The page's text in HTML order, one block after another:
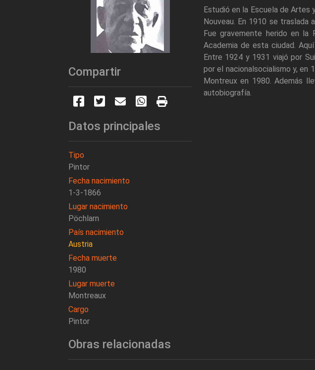
Compartir
Datos principales
Tipo
Pintor
Fecha nacimiento
1-3-1866
Lugar nacimiento
Pöchlarn
País nacimiento
Austria
Fecha muerte
1980
Lugar muerte
Montreaux
Cargo
Pintor
Estudió en la Escuela de Artes
Nouveau. En 1910 se traslada
Fue gravemente herido en
Academia de esta ciudad.
Entre 1924 y 1931 viajó por
por el nacionalsocialismo y, en
Montreux en 1980. Además
autobiografía.
Obras relacionadas